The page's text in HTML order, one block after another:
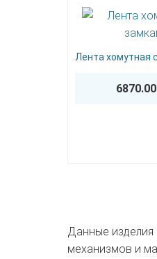
Лента хомутная
Данные изделия
механизмов и